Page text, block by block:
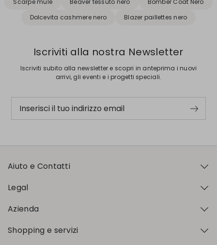
Scarpe mule
Beaver tessuto nero
Bomber Coat Nero
Dolcevita cashmere nero
Blazer paillettes nero
Iscriviti alla nostra Newsletter
Iscriviti subito alla newsletter e scopri in anteprima i nuovi
arrivi, gli eventi e i progetti speciali.
Inserisci il tuo indirizzo email
Aiuto e Contatti
Legal
Azienda
Shopping e servizi